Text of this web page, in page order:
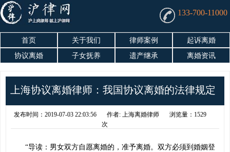
133-700-11000
首页 关于我们 律师案例
起诉离婚
协议离婚
子女抚养 遗产继承 离婚资讯
上海协议离婚律师：我国协议离婚的法律规定
发布时间：2019-07-03 22:03:56 作者: 上海离婚律师
浏览量：1529
次
“导读：男女双方自愿离婚的，准予离婚。双方必须到婚姻登